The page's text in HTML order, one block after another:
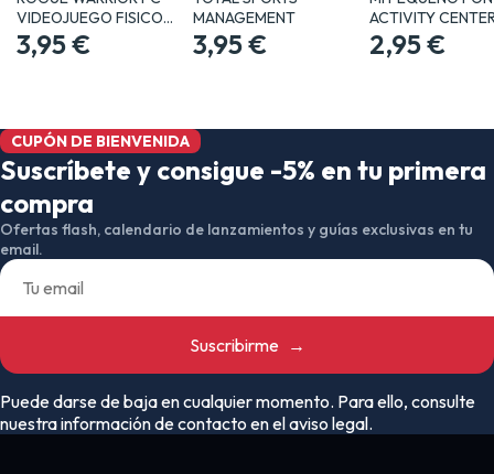
VIDEOJUEGO FISICO
PHYSICAL…
3,95 €
MANAGEMENT
3,95 €
ACTIVITY
2,95 €
CUPÓN DE BIENVENIDA
Suscríbete y consigue -5% en tu primera
compra
Ofertas flash, calendario de lanzamientos y guías exclusivas en tu
email.
Suscribirme →
Puede darse de baja en cualquier momento. Para ello, consulte
nuestra información de contacto en el aviso legal.